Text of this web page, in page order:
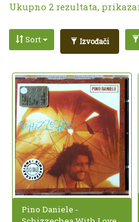
Ukupno 2 rezultata,
Sort Izvođači
Pino Daniele -